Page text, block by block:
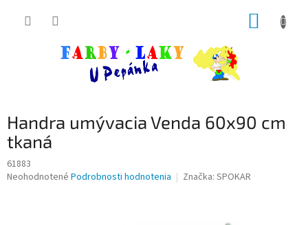
Handra umývacia Venda 60x90 cm
tkaná
61883
Priemerné
Neohodnotené Podrobnosti hodnotenia Značka: SPOKAR